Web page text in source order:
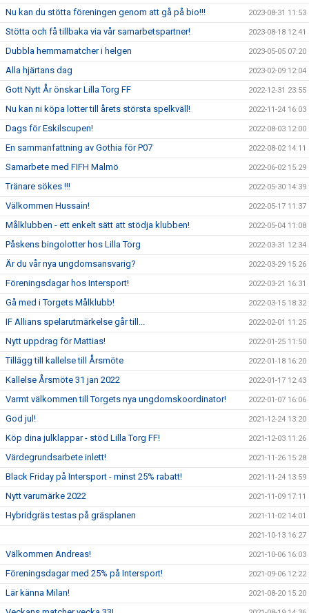
Nu kan du stötta föreningen genom att gå på bio!!! 2023-08-31 11:53
Stötta och få tillbaka via vår samarbetspartner! 2023-08-18 12:41
Dubbla hemmamatcher i helgen 2023-05-05 07:20
Alla hjärtans dag 2023-02-09 12:04
Gott Nytt År önskar Lilla Torg FF 2022-12-31 23:55
Nu kan ni köpa lotter till årets största spelkväll! 2022-11-24 16:03
Dags för Eskilscupen! 2022-08-03 12:00
En sammanfattning av Gothia för P07 2022-08-02 14:11
Samarbete med FIFH Malmö 2022-06-02 15:29
Tränare sökes !!! 2022-05-30 14:39
Välkommen Hussain! 2022-05-17 11:37
Målklubben - ett enkelt sätt att stödja klubben! 2022-05-04 11:08
Påskens bingolotter hos Lilla Torg 2022-03-31 12:34
Är du vår nya ungdomsansvarig? 2022-03-29 15:26
Föreningsdagar hos Intersport! 2022-03-21 16:31
Gå med i Torgets Målklubb! 2022-03-15 18:32
IF Allians spelarutmärkelse går till... 2022-02-01 11:25
Nytt uppdrag för Mattias! 2022-01-25 11:50
Tillägg till kallelse till Årsmöte 2022-01-18 16:20
Kallelse Årsmöte 31 jan 2022 2022-01-17 12:43
Varmt välkommen till Torgets nya ungdomskoordinator! 2022-01-07 16:06
God jul! 2021-12-24 13:20
Köp dina julklappar - stöd Lilla Torg FF! 2021-12-03 11:26
Värdegrundsarbete inlett! 2021-11-26 15:28
Black Friday på Intersport - minst 25% rabatt! 2021-11-24 13:59
Nytt varumärke 2022 2021-11-09 17:11
Hybridgräs testas på gräsplanen 2021-11-02 14:01
2021-10-13 16:27
Välkommen Andreas! 2021-10-06 16:03
Föreningsdagar med 25% på Intersport! 2021-09-06 12:22
Lär känna Milan! 2021-08-20 15:20